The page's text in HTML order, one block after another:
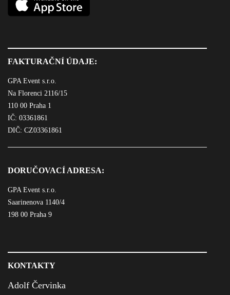
FAKTURAČNÍ ÚDAJE:
GPA Event s.r.o.
Na Florenci 2116/15
110 00 Praha 1
IČ: 03361861
DIČ: CZ03361861
DORUČOVACÍ ADRESA:
GPA Event s.r.o.
Saarinenova 1140/4
198 00 Praha 9
KONTAKTY
Adolf Červinka